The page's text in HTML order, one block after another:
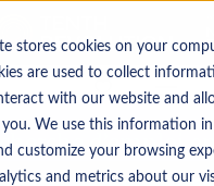
stores cookies on your
are used to collect
with our website and
you. We use this information
customize your browsing
and metrics about our
Offres
d’emploi en